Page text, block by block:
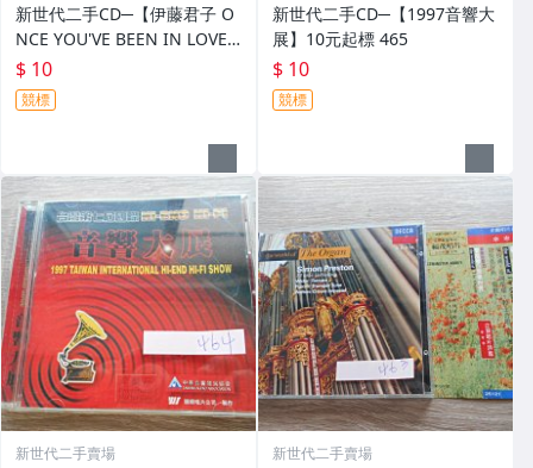
新世代二手CD─【伊藤君子 O
NCE YOU'VE BEEN IN LOVE
】10元起標 466
$ 10
競標
新世代二手CD─【1997音響大
展】10元起標 465
$ 10
競標
新世代二手賣場 新世代二手賣場